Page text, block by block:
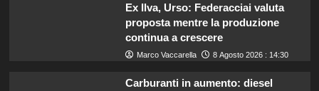
Ex Ilva, Urso: Federacciai valuta
proposta mentre la produzione
continua a crescere
Marco Vaccarella 8 Agosto 2026 : 14:30
Carburanti in aumento: diesel